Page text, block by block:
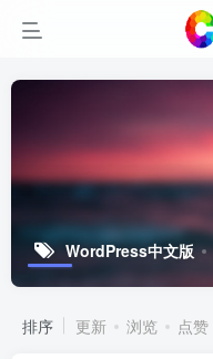
WordPress中文版
排序 更新 浏览 点赞